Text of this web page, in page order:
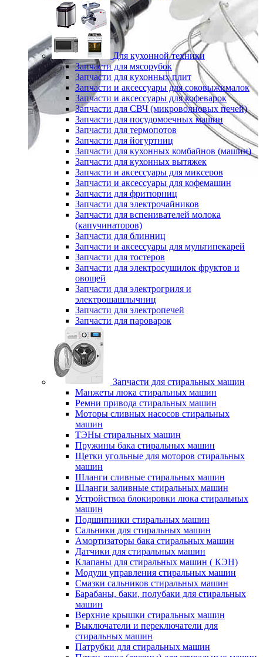
Для кухонной техники
Запчасти для мясорубок
Запчасти для кухонных плит
Запчасти и аксессуары для соковыжималок
Запчасти и аксессуары для кофеварок
Запчасти для СВЧ (микроволновых печей)
Запчасти для посудомоечных машин
Запчасти для термопотов
Запчасти для йогуртниц
Запчасти для кухонных комбайнов (машин)
Запчасти для кухонных вытяжек
Запчасти и аксессуары для миксеров
Запчасти и аксессуары для кофемашин
Запчасти для фритюрниц
Запчасти для электрочайников
Запчасти для вспенивателей молока
(капучинаторов)
Запчасти для блинниц
Запчасти и аксессуары для мультипекарей
Запчасти для тостеров
Запчасти для электросушилок фруктов и
овощей
Запчасти для электрогриля и
электрошашлычниц
Запчасти для электропечей
Запчасти для пароварок
Запчасти для стиральных машин
Манжеты люка стиральных машин
Ремни привода стиральных машин
Моторы сливных насосов стиральных
машин
ТЭНы стиральных машин
Пружины бака стиральных машин
Щетки угольные для моторов стиральных
машин
Шланги сливные стиральных машин
Шланги заливные стиральных машин
Устройствоа блокировки люка стиральных
машин
Подшипники стиральных машин
Сальники для стиральных машин
Амортизаторы бака стиральных машин
Датчики для стиральных машин
Клапаны для стиральных машин ( КЭН)
Модули управления стиральных машин
Смазки сальников стиральных машин
Барабаны, баки, полубаки для стиральных
машин
Верхние крышки стиральных машин
Выключатели и переключатели для
стиральных машин
Патрубки для стиральных машин